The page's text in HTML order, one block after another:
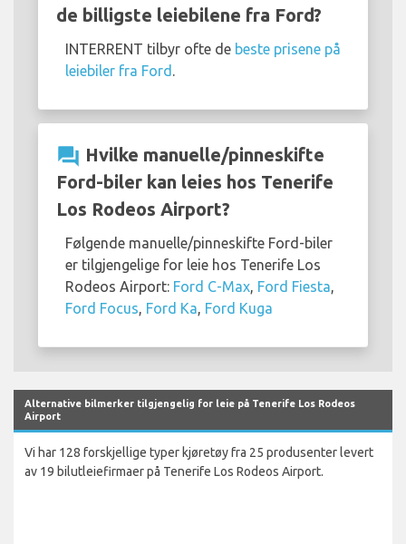
de billigste leiebilene fra Ford?
INTERRENT tilbyr ofte de beste prisene på
leiebiler fra Ford .
question_answer Hvilke manuelle/pinneskifte
Ford-biler kan leies hos Tenerife
Los Rodeos Airport?
Følgende manuelle/pinneskifte Ford-biler
er tilgjengelige for leie hos Tenerife Los
Rodeos Airport: Ford C-Max, Ford Fiesta,
Ford Focus, Ford Ka, Ford Kuga
Alternative bilmerker tilgjengelig for leie på Tenerife Los Rodeos
Airport
Vi har 128 forskjellige typer kjøretøy fra 25 produsenter levert
av 19 bilutleiefirmaer på Tenerife Los Rodeos Airport.